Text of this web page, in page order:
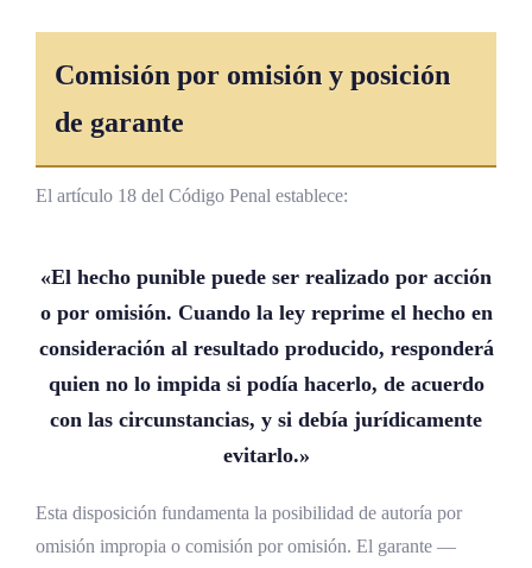
Comisión por omisión y posición
de garante
El artículo 18 del Código Penal establece:
«El hecho punible puede ser realizado por acción
o por omisión. Cuando la ley reprime el hecho en
consideración al resultado producido, responderá
quien no lo impida si podía hacerlo, de acuerdo
con las circunstancias, y si debía jurídicamente
evitarlo.»
Esta disposición fundamenta la posibilidad de autoría por
omisión impropia o comisión por omisión. El garante —